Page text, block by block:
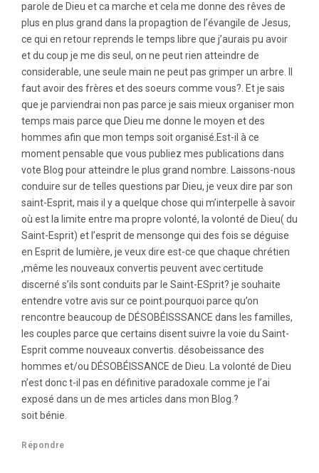
parole de Dieu et ca marche et cela me donne des rêves de
plus en plus grand dans la propagtion de l’évangile de Jesus,
ce qui en retour reprends le temps libre que j’aurais pu avoir
et du coup je me dis seul, on ne peut rien atteindre de
considerable, une seule main ne peut pas grimper un arbre. Il
faut avoir des frères et des soeurs comme vous?. Et je sais
que je parviendrai non pas parce je sais mieux organiser mon
temps mais parce que Dieu me donne le moyen et des
hommes afin que mon temps soit organisé.Est-il à ce
moment pensable que vous publiez mes publications dans
vote Blog pour atteindre le plus grand nombre. Laissons-nous
conduire sur de telles questions par Dieu, je veux dire par son
saint-Esprit, mais il y a quelque chose qui m’interpelle à savoir
où est la limite entre ma propre volonté, la volonté de Dieu( du
Saint-Esprit) et l’esprit de mensonge qui des fois se déguise
en Esprit de lumière, je veux dire est-ce que chaque chrétien
,même les nouveaux convertis peuvent avec certitude
discerné s’ils sont conduits par le Saint-ESprit? je souhaite
entendre votre avis sur ce point.pourquoi parce qu’on
rencontre beaucoup de DÉSOBÉISSSANCE dans les familles,
les couples parce que certains disent suivre la voie du Saint-
Esprit comme nouveaux convertis. désobeissance des
hommes et/ou DÉSOBÉISSANCE de Dieu. La volonté de Dieu
n’est donc t-il pas en définitive paradoxale comme je l’ai
exposé dans un de mes articles dans mon Blog.?
soit bénie.
Répondre